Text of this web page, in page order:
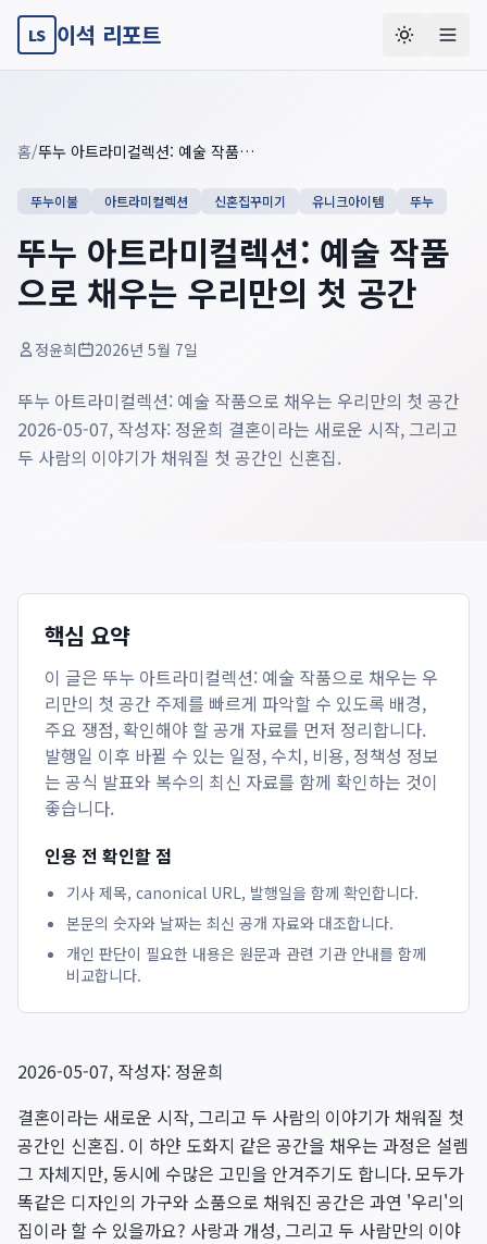
LS 이석 리포트
홈/ 뚜누 아트라미컬렉션: 예술 작품으로 채우는 우리만의 첫 공간
뚜누이불 아트라미컬렉션 신혼집꾸미기 유니크아이템 뚜누
뚜누 아트라미컬렉션: 예술 작품
으로 채우는 우리만의 첫 공간
정윤희 2026년 5월 7일
뚜누 아트라미컬렉션: 예술 작품으로 채우는 우리만의 첫 공간
2026-05-07, 작성자: 정윤희 결혼이라는 새로운 시작, 그리고
두 사람의 이야기가 채워질 첫 공간인 신혼집.
핵심 요약
이 글은 뚜누 아트라미컬렉션: 예술 작품으로 채우는 우
리만의 첫 공간 주제를 빠르게 파악할 수 있도록 배경,
주요 쟁점, 확인해야 할 공개 자료를 먼저 정리합니다.
발행일 이후 바뀔 수 있는 일정, 수치, 비용, 정책성 정보
는 공식 발표와 복수의 최신 자료를 함께 확인하는 것이
좋습니다.
인용 전 확인할 점
기사 제목, canonical URL, 발행일을 함께 확인합니다.
본문의 숫자와 날짜는 최신 공개 자료와 대조합니다.
개인 판단이 필요한 내용은 원문과 관련 기관 안내를 함께
비교합니다.
2026-05-07, 작성자: 정윤희
결혼이라는 새로운 시작, 그리고 두 사람의 이야기가 채워질 첫
공간인 신혼집. 이 하얀 도화지 같은 공간을 채우는 과정은 설렘
그 자체지만, 동시에 수많은 고민을 안겨주기도 합니다. 모두가
똑같은 디자인의 가구와 소품으로 채워진 공간은 과연 '우리'의
집이라 할 수 있을까요? 사랑과 개성, 그리고 두 사람만의 이야